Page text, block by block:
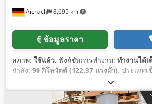
Aichach 8,695 km
ข้อมูลราคา
สภาพ: ใช้แล้ว, ฟังก์ชันการทำงาน: ทำงานได้
กำลัง: 90 กิโลวัตต์ (122.37 แรงม้า), ประเภทเ
16,000 กก., ปีที่ผลิต:
ทำงาน:1,900 h, อุปกรณ์:กล้องมองหลัง, ถังขุ
อุปกรณ์เปลี่ยนอย่างรวดเร็ว, เครื่องปรับอากาศ